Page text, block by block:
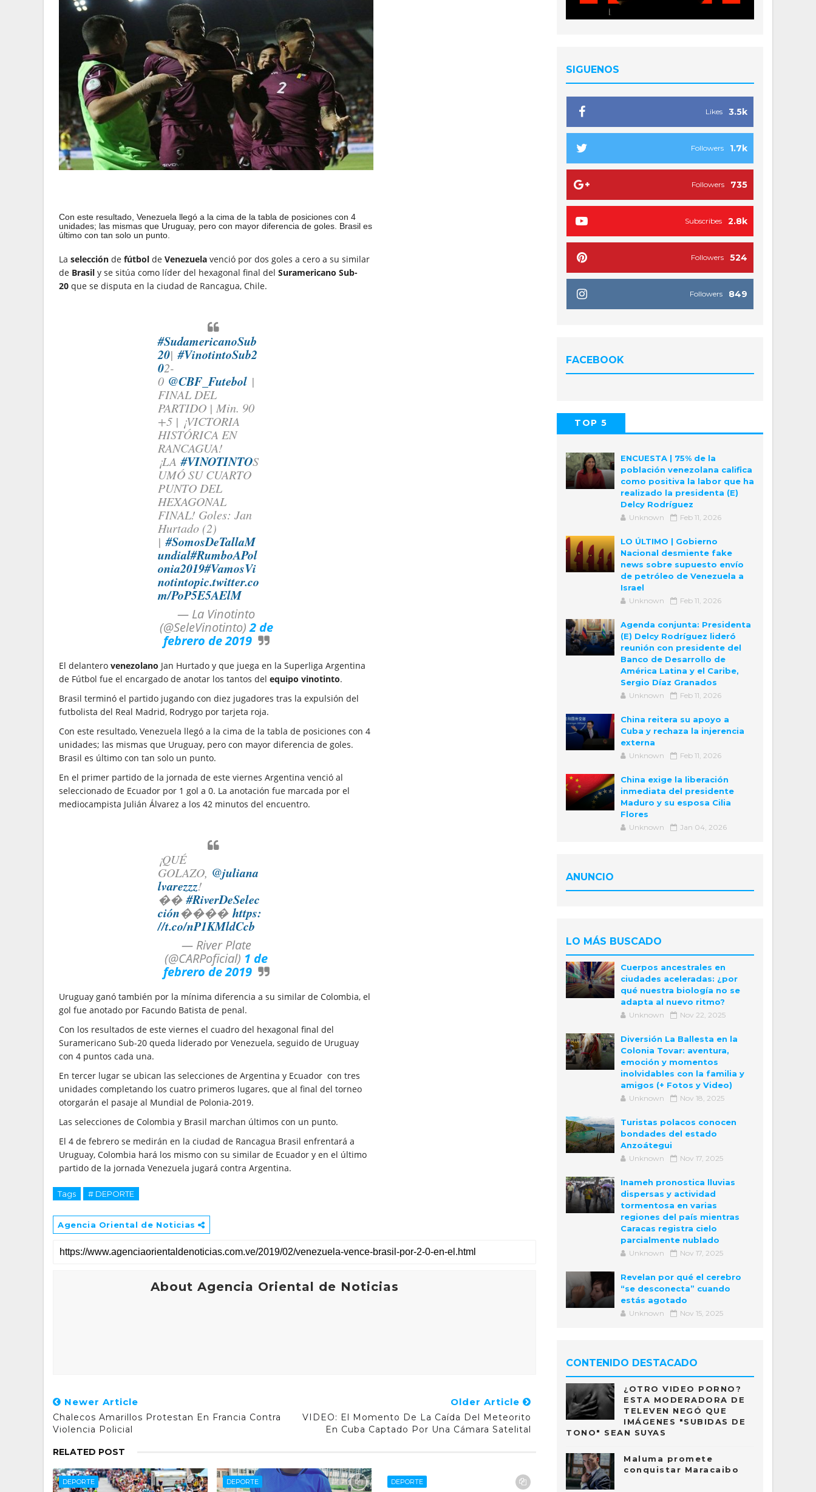
Con este resultado, Venezuela llegó a la cima de la tabla de posiciones con 4
unidades; las mismas que Uruguay, pero con mayor diferencia de goles. Brasil es
último con tan solo un punto.
La selección de fútbol de Venezuela venció por dos goles a cero a su similar
de Brasil y se sitúa como líder del hexagonal final del Suramericano Sub-
20 que se disputa en la ciudad de Rancagua, Chile.
#SudamericanoSub
20|#VinotintoSub2
02-
0 @CBF_Futebol |
FINAL DEL
PARTIDO | Min. 90
+5 | ¡VICTORIA
HISTÓRICA EN
RANCAGUA!
¡LA#VINOTINTOS
UMÓ SU CUARTO
PUNTO DEL
HEXAGONAL
FINAL! Goles: Jan
Hurtado (2)
|#SomosDeTallaM
undial#RumboAPol
onia2019#VamosVi
notintopic.twitter.co
m/PoP5E5AElM
— La Vinotinto
(@SeleVinotinto)2 de
febrero de 2019
El delantero venezolano Jan Hurtado y que juega en la Superliga Argentina
de Fútbol fue el encargado de anotar los tantos del equipo vinotinto.
Brasil terminó el partido jugando con diez jugadores tras la expulsión del
futbolista del Real Madrid, Rodrygo por tarjeta roja.
Con este resultado, Venezuela llegó a la cima de la tabla de posiciones con 4
unidades; las mismas que Uruguay, pero con mayor diferencia de goles.
Brasil es último con tan solo un punto.
En el primer partido de la jornada de este viernes Argentina venció al
seleccionado de Ecuador por 1 gol a 0. La anotación fue marcada por el
mediocampista Julián Álvarez a los 42 minutos del encuentro.
¡QUÉ
GOLAZO, @juliana
lvarezzz!
��#RiverDeSelec
ción����https:
//t.co/nP1KMldCcb
— River Plate
(@CARPoficial) 1 de
febrero de 2019
Uruguay ganó también por la mínima diferencia a su similar de Colombia, el
gol fue anotado por Facundo Batista de penal.
Con los resultados de este viernes el cuadro del hexagonal final del
Suramericano Sub-20 queda liderado por Venezuela, seguido de Uruguay
con 4 puntos cada una.
En tercer lugar se ubican las selecciones de Argentina y Ecuador con tres
unidades completando los cuatro primeros lugares, que al final del torneo
otorgarán el pasaje al Mundial de Polonia-2019.
Las selecciones de Colombia y Brasil marchan últimos con un punto.
El 4 de febrero se medirán en la ciudad de Rancagua Brasil enfrentará a
Uruguay, Colombia hará los mismo con su similar de Ecuador y en el último
partido de la jornada Venezuela jugará contra Argentina.
Tags # DEPORTE
Agencia Oriental de Noticias
About Agencia Oriental de Noticias
Newer Article
Chalecos Amarillos Protestan En Francia Contra
Violencia Policial
Older Article
VIDEO: El Momento De La Caída Del Meteorito
En Cuba Captado Por Una Cámara Satelital
RELATED POST
DEPORTE DEPORTE DEPORTE
SIGUENOS
3.5k
Likes
1.7k
Followers
735
Followers
2.8k
Subscribes
524
Followers
849
Followers
FACEBOOK
TOP 5
ENCUESTA | 75% de la
población venezolana califica
como positiva la labor que ha
realizado la presidenta (E)
Delcy Rodríguez
Unknown Feb 11, 2026
LO ÚLTIMO | Gobierno
Nacional desmiente fake
news sobre supuesto envío
de petróleo de Venezuela a
Israel
Unknown Feb 11, 2026
Agenda conjunta: Presidenta
(E) Delcy Rodríguez lideró
reunión con presidente del
Banco de Desarrollo de
América Latina y el Caribe,
Sergio Díaz Granados
Unknown Feb 11, 2026
China reitera su apoyo a
Cuba y rechaza la injerencia
externa
Unknown Feb 11, 2026
China exige la liberación
inmediata del presidente
Maduro y su esposa Cilia
Flores
Unknown Jan 04, 2026
ANUNCIO
LO MÁS BUSCADO
Cuerpos ancestrales en
ciudades aceleradas: ¿por
qué nuestra biología no se
adapta al nuevo ritmo?
Unknown Nov 22, 2025
Diversión La Ballesta en la
Colonia Tovar: aventura,
emoción y momentos
inolvidables con la familia y
amigos (+ Fotos y Video)
Unknown Nov 18, 2025
Turistas polacos conocen
bondades del estado
Anzoátegui
Unknown Nov 17, 2025
Inameh pronostica lluvias
dispersas y actividad
tormentosa en varias
regiones del país mientras
Caracas registra cielo
parcialmente nublado
Unknown Nov 17, 2025
Revelan por qué el cerebro
“se desconecta” cuando
estás agotado
Unknown Nov 15, 2025
CONTENIDO DESTACADO
¿OTRO VIDEO PORNO?
ESTA MODERADORA DE
TELEVEN NEGÓ QUE
IMÁGENES "SUBIDAS DE
TONO" SEAN SUYAS
Maluma promete
conquistar Maracaibo